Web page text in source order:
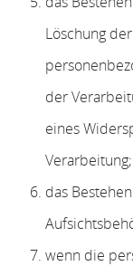
Löschung
der
eines
Verarbeitung;
das
wenn die